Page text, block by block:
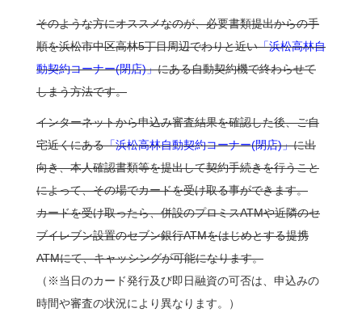
そのような方にオススメなのが、必要書類提出からの手
順を浜松市中区高林5丁目周辺でわりと近い「浜松高林自
動契約コーナー(閉店)」にある自動契約機で終わらせて
しまう方法です。
インターネットから申込み審査結果を確認した後、ご自
宅近くにある「浜松高林自動契約コーナー(閉店)」に出
向き、本人確認書類等を提出して契約手続きを行うこと
によって、その場でカードを受け取る事ができます。
カードを受け取ったら、併設のプロミスATMや近隣のセ
ブイレブン設置のセブン銀行ATMをはじめとする提携
ATMにて、キャッシングが可能になります。
（※当日のカード発行及び即日融資の可否は、申込みの
時間や審査の状況により異なります。）